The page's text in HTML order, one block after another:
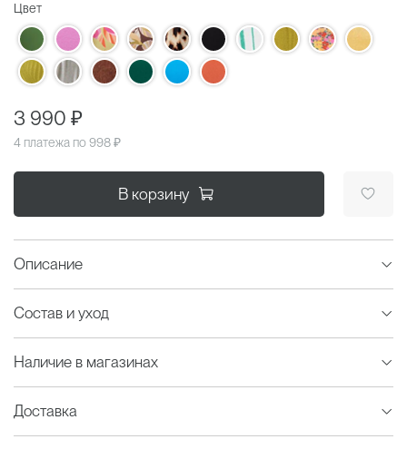
Цвет
3 990 ₽
4 платежа по 998 ₽
В корзину
Описание
Состав и уход
Наличие в магазинах
Доставка